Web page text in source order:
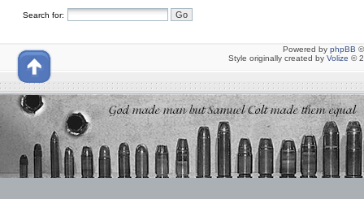
Search for:
Powered by phpBB
Style originally created by Volize ©